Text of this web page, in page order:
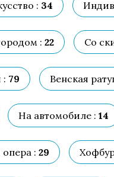
: 34
: 22 Со
: 79 Венская
На автомобиле : 14
опера : 29